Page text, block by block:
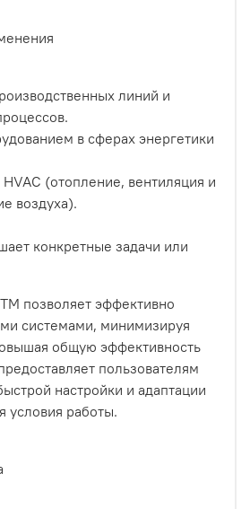
линий и
в сферах энергетики
(отопление, вентиляция и
воздуха).
конкретные задачи или
позволяет эффективно
системами, минимизируя
общую эффективность
пользователям
настройки и адаптации
условия работы.